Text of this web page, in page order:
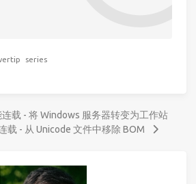
series
载 - 将 Windows 服务器转变为工作站
载 - 从 Unicode 文件中移除 BOM